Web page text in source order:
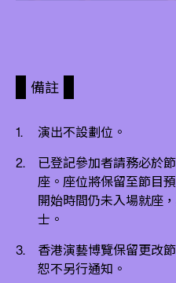
備註
演出不設劃位。
已登記參加者請務必於
座。座位將保留至節目
開始時間仍未入場就座
士。
香港演藝博覽保留更改
恕不另行通知。